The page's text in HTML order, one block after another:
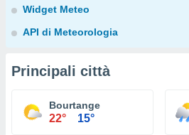
Widget Meteo
API di Meteorologia
Principali città
Bourtange
22° 15°